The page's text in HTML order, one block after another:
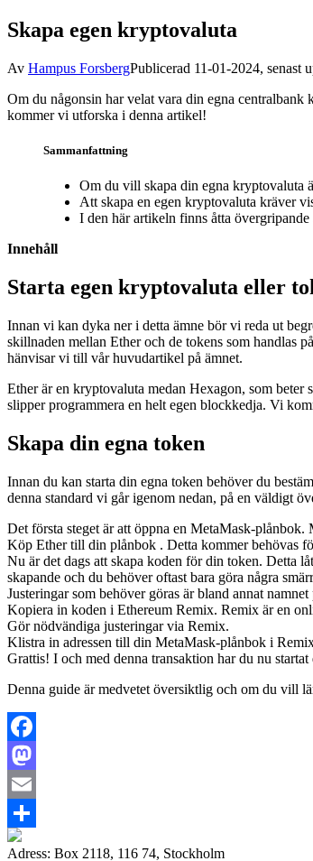
Skapa egen kryptovaluta
Av Hampus ForsbergPublicerad 11-01-2024, senast
Om du någonsin har velat vara din egna
kommer vi utforska i denna artikel!
Sammanfattning
Om du vill skapa din egna kryptovaluta
Att skapa en egen kryptovaluta kräver
I den här artikeln finns åtta
Innehåll
Starta egen kryptovaluta eller
Innan vi kan dyka ner i detta ämne bör vi reda ut
skillnaden mellan Ether och de tokens som handlas
hänvisar vi till vår huvudartikel på ämnet.
Ether är en kryptovaluta medan Hexagon, som
slipper programmera en helt egen blockkedja. Vi
Skapa din egna token
Innan du kan starta din egna token behöver du
denna standard vi går igenom nedan, på en väldigt
Det första steget är att öppna en MetaMask-
Köp Ether till din plånbok . Detta kommer behövas
Nu är det dags att skapa koden för din token. Detta
skapande och du behöver oftast bara göra några
Justeringar som behöver göras är bland annat
Kopiera in koden i Ethereum Remix. Remix är en
Gör nödvändiga justeringar via Remix.
Klistra in adressen till din MetaMask-plånbok i
Grattis! I och med denna transaktion har du nu
Denna guide är medvetet översiktlig och om du vill
Facebook
Mastodon
Email
Share
Adress: Box 2118, 116 74, Stockholm